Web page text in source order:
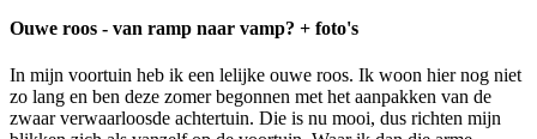
Ouwe roos - van ramp naar vamp? + foto's
In mijn voortuin heb ik een lelijke ouwe roos. Ik woon hier nog niet
zo lang en ben deze zomer begonnen met het aanpakken van de
zwaar verwaarloosde achtertuin. Die is nu mooi, dus richten mijn